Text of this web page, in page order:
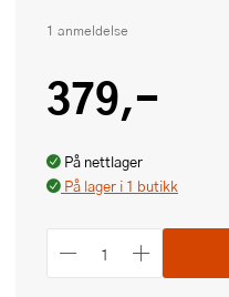
1 anmeldelse
379,-
På nettlager
På lager i 1 butikk